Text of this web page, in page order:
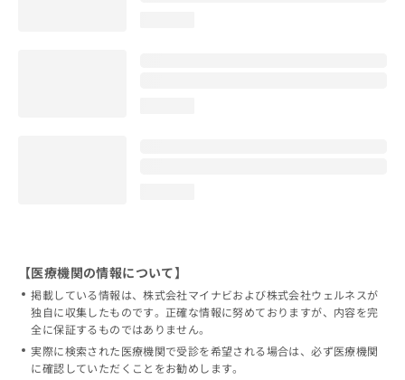
【医療機関の情報について】
掲載している情報は、株式会社マイナビおよび株式会社ウェルネスが
独自に収集したものです。正確な情報に努めておりますが、内容を完
全に保証するものではありません。
実際に検索された医療機関で受診を希望される場合は、必ず医療機関
に確認していただくことをお勧めします。